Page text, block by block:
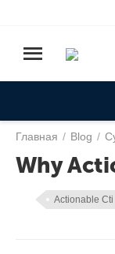
Главная / Blog /
Why
Actionable Cti